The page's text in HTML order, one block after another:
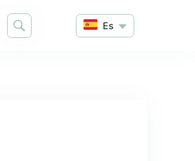
Es